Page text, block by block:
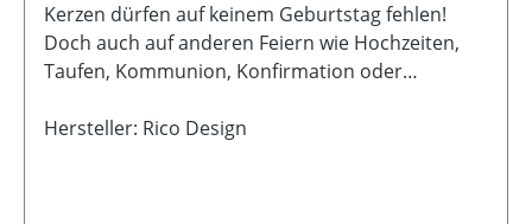
Kerzen dürfen auf keinem Geburtstag fehlen!
Doch auch auf anderen Feiern wie Hochzeiten,
Taufen, Kommunion, Konfirmation oder
Stimmungsmacher. Sie eignen sich auch
Hersteller: Rico Design